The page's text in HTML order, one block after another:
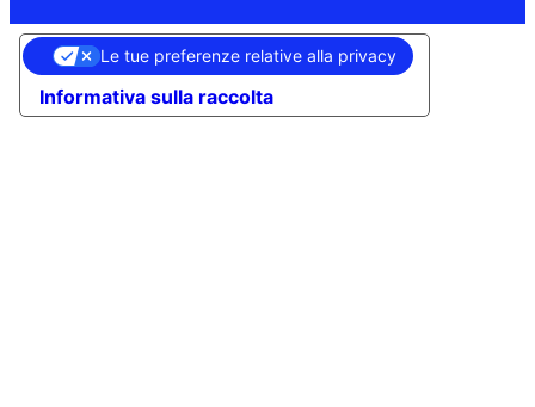
Informativa sulla raccolta
Le tue preferenze relative alla privacy